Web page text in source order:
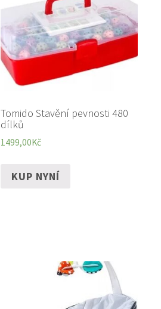
Tomido Stavění pevnosti 480
dílků
1499,00Kč
KUP NYNÍ